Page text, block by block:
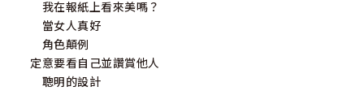
我在報紙上看來美嗎？
當女人真好
角色顛例
定意要看自己並讚賞他人
聰明的設計